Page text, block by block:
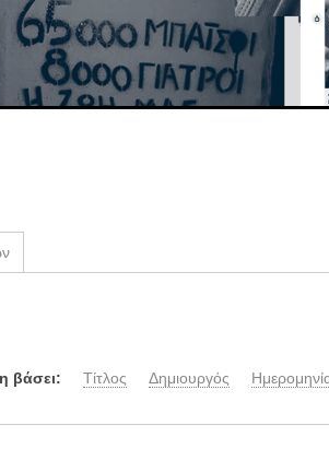
βάσει: Τίτλος Δημιουργός